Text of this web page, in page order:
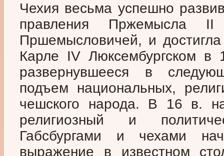
Чехия весьма успешно
правления Пржемысла
Пршемысловичей, и
Карле IV Люксембургском в
развернувшееся в
подъем национальных,
чешского народа. В 16 в.
религиозный и
Габсбургами и чехами
выражение в известном